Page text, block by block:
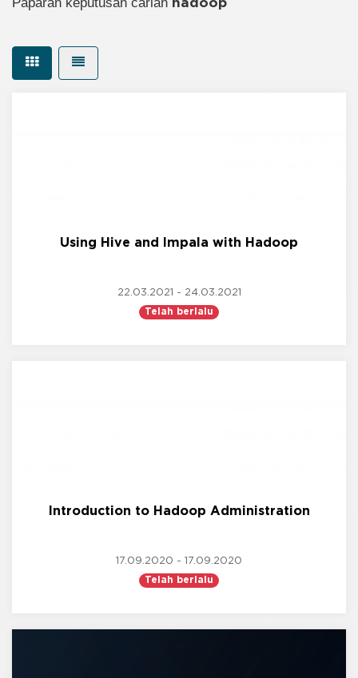
hadoop
Using Hive and Impala with Hadoop
22.03.2021 - 24.03.2021
Telah berlalu
Introduction to Hadoop Administration
17.09.2020 - 17.09.2020
Telah berlalu